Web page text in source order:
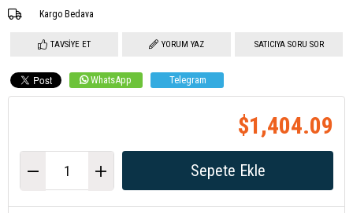
Kargo Bedava
TAVSIYE ET YORUM YAZ SATICIYA SORU SOR
WhatsApp Telegram
$1,404.09